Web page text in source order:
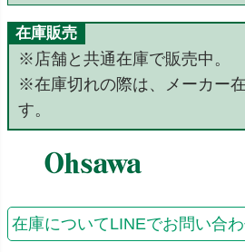
在庫販売
※店舗と共通在庫で販売中。
※在庫切れの際は、メーカー
す。
在庫についてLINEでお問い合